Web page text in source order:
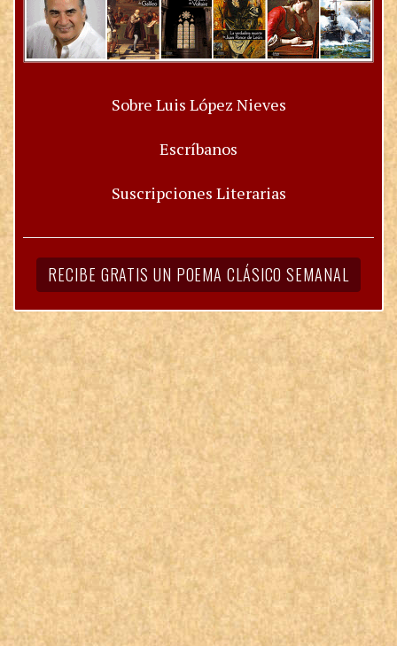
Sobre Luis López Nieves
Escríbanos
Suscripciones Literarias
RECIBE GRATIS UN POEMA CLÁSICO SEMANAL